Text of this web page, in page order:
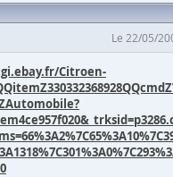
Le 22/05/
Citroen-